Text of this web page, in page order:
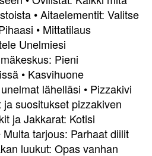
•Aitaelementit: Valitse
• Mittatilaus
Unelmiesi
Pieni
• Kasvihuone
lähelläsi • Pizzakivi
suositukset pizzakiven
ja Jakkarat: Kotisi
Multa tarjous: Parhaat diilit
luukut: Opas vanhan